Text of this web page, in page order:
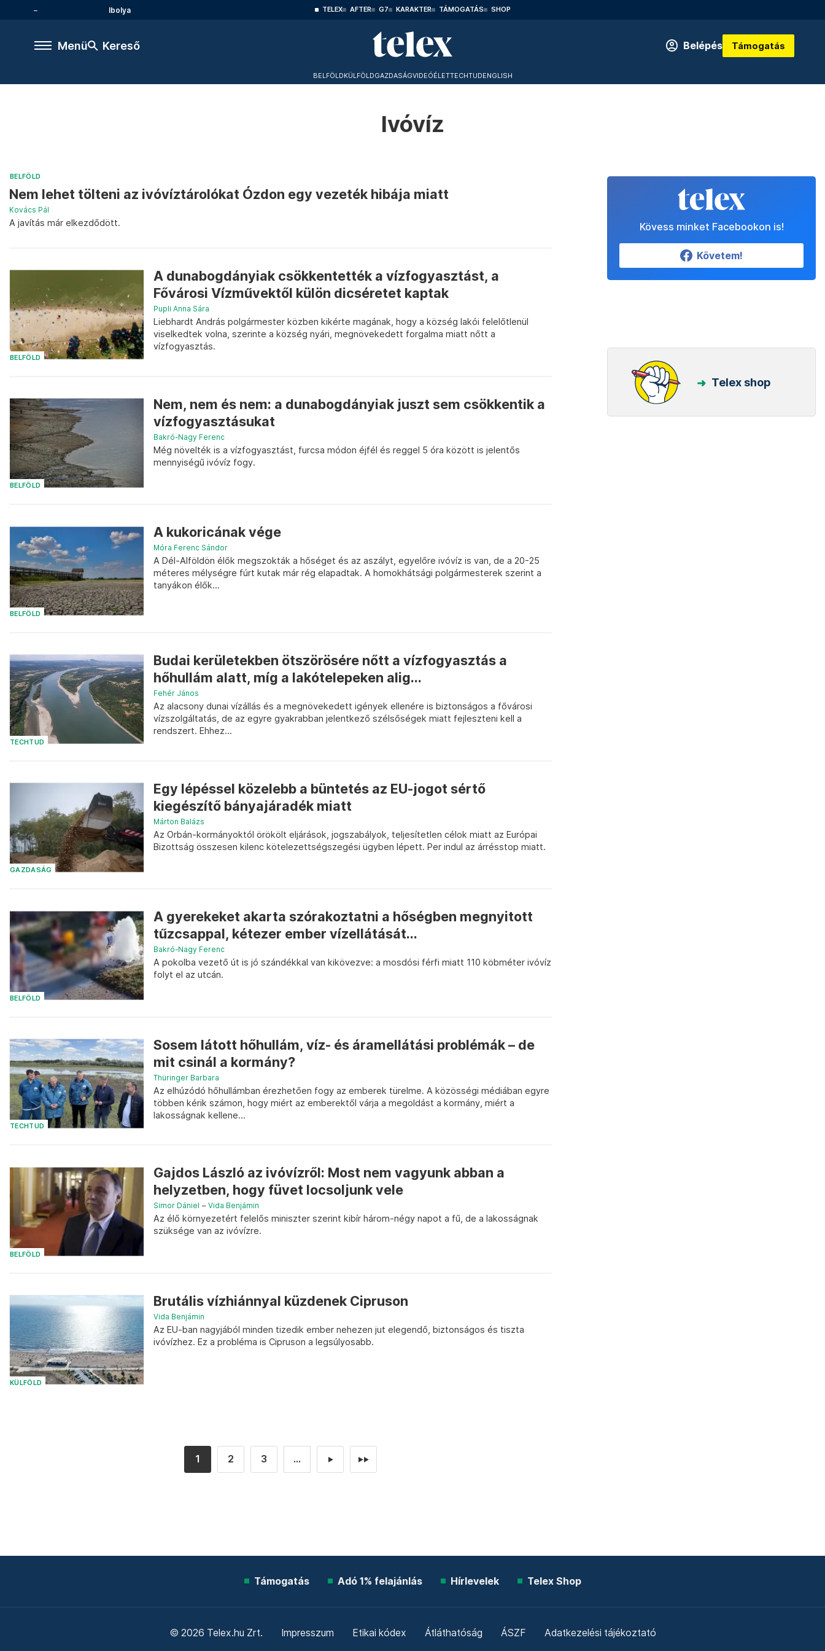
Ibolya TELEX AFTER G7 KARAKTER TÁMOGATÁS SHOP
Menü Kereső Belépés Támogatás
BELFÖLDKÜLFÖLDGAZDASÁGVIDEÓÉLETTECHTUDENGLISH
Ivóvíz
BELFÖLD
Nem lehet tölteni az ivóvíztárolókat Ózdon egy vezeték hibája miatt
Kovács Pál
A javítás már elkezdődött.
BELFÖLD
A dunabogdányiak csökkentették a vízfogyasztást, a
Fővárosi Vízművektől külön dicséretet kaptak
Pupli Anna Sára
Liebhardt András polgármester közben kikérte magának, hogy a község lakói felelőtlenül
viselkedtek volna, szerinte a község nyári, megnövekedett forgalma miatt nőtt a
vízfogyasztás.
BELFÖLD
Nem, nem és nem: a dunabogdányiak juszt sem csökkentik a
vízfogyasztásukat
Bakró-Nagy Ferenc
Még növelték is a vízfogyasztást, furcsa módon éjfél és reggel 5 óra között is jelentős
mennyiségű ivóvíz fogy.
BELFÖLD
A kukoricának vége
Móra Ferenc Sándor
A Dél-Alföldön élők megszokták a hőséget és az aszályt, egyelőre ivóvíz is van, de a 20-25
méteres mélységre fúrt kutak már rég elapadtak. A homokhátsági polgármesterek szerint a
tanyákon élők...
TECHTUD
Budai kerületekben ötszörösére nőtt a vízfogyasztás a
hőhullám alatt, míg a lakótelepeken alig...
Fehér János
Az alacsony dunai vízállás és a megnövekedett igények ellenére is biztonságos a fővárosi
vízszolgáltatás, de az egyre gyakrabban jelentkező szélsőségek miatt fejleszteni kell a
rendszert. Ehhez...
GAZDASÁG
Egy lépéssel közelebb a büntetés az EU-jogot sértő
kiegészítő bányajáradék miatt
Márton Balázs
Az Orbán-kormányoktól örökölt eljárások, jogszabályok, teljesítetlen célok miatt az Európai
Bizottság összesen kilenc kötelezettségszegési ügyben lépett. Per indul az árrésstop miatt.
BELFÖLD
A gyerekeket akarta szórakoztatni a hőségben megnyitott
tűzcsappal, kétezer ember vízellátását...
Bakró-Nagy Ferenc
A pokolba vezető út is jó szándékkal van kikövezve: a mosdósi férfi miatt 110 köbméter ivóvíz
folyt el az utcán.
TECHTUD
Sosem látott hőhullám, víz- és áramellátási problémák – de
mit csinál a kormány?
Thüringer Barbara
Az elhúzódó hőhullámban érezhetően fogy az emberek türelme. A közösségi médiában egyre
többen kérik számon, hogy miért az emberektől várja a megoldást a kormány, miért a
lakosságnak kellene...
BELFÖLD
Gajdos László az ivóvízről: Most nem vagyunk abban a
helyzetben, hogy füvet locsoljunk vele
Simor Dániel – Vida Benjámin
Az élő környezetért felelős miniszter szerint kibír három-négy napot a fű, de a lakosságnak
szüksége van az ivóvízre.
KÜLFÖLD
Brutális vízhiánnyal küzdenek Cipruson
Vida Benjámin
Az EU-ban nagyjából minden tizedik ember nehezen jut elegendő, biztonságos és tiszta
ivóvízhez. Ez a probléma is Cipruson a legsúlyosabb.
1 2 3 ... ► ►►
Kövess minket Facebookon is!
Követem!
Telex shop
Támogatás Adó 1% felajánlás Hírlevelek Telex Shop
© 2026 Telex.hu Zrt. Impresszum Etikai kódex Átláthatóság ÁSZF Adatkezelési tájékoztató